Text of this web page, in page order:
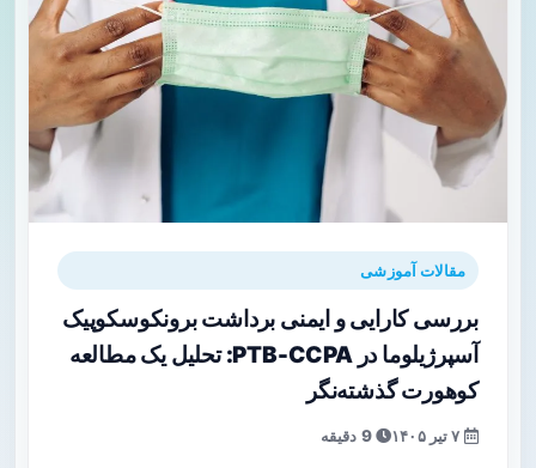
مقالات آموزشی
بررسی کارایی و ایمنی برداشت برونکوسکوپیک
آسپرژیلوما در PTB-CCPA: تحلیل یک مطالعه
کوهورت گذشته‌نگر
9 دقیقه